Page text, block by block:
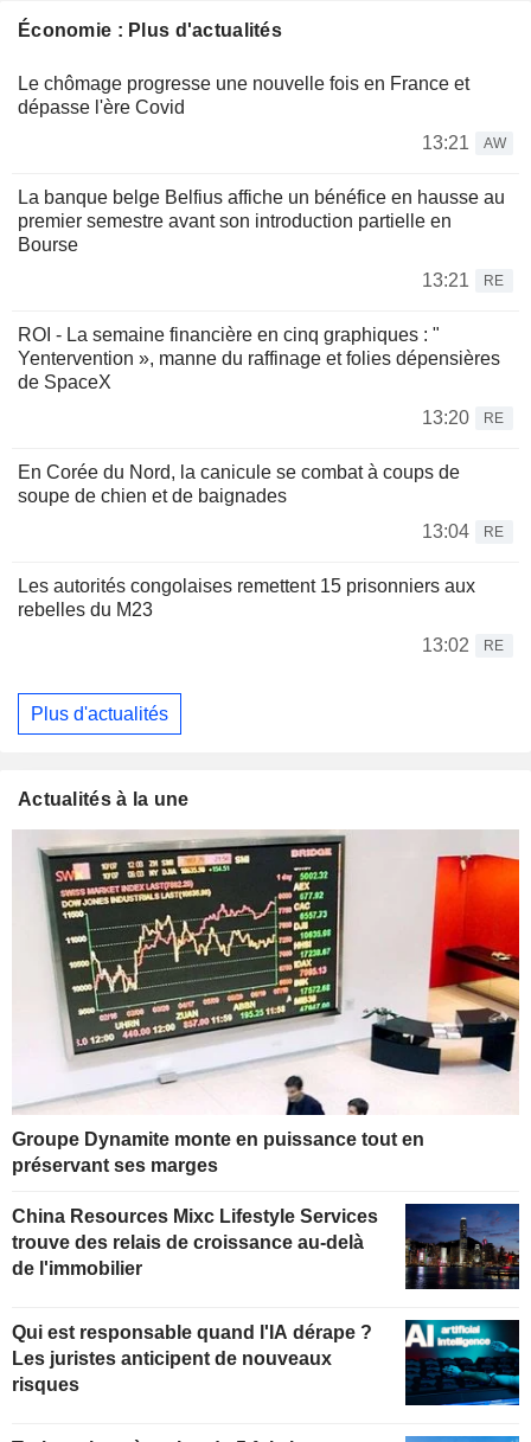
Économie : Plus d'actualités
Le chômage progresse une nouvelle fois en France et
dépasse l'ère Covid
13:21
AW
La banque belge Belfius affiche un bénéfice en hausse au
premier semestre avant son introduction partielle en
Bourse
13:21
RE
ROI - La semaine financière en cinq graphiques : "
Yentervention », manne du raffinage et folies dépensières
de SpaceX
13:20
RE
En Corée du Nord, la canicule se combat à coups de
soupe de chien et de baignades
13:04
RE
Les autorités congolaises remettent 15 prisonniers aux
rebelles du M23
13:02
RE
Plus d'actualités
Actualités à la une
Groupe Dynamite monte en puissance tout en
préservant ses marges
China Resources Mixc Lifestyle Services
trouve des relais de croissance au-delà
de l'immobilier
Qui est responsable quand l'IA dérape ?
Les juristes anticipent de nouveaux
risques